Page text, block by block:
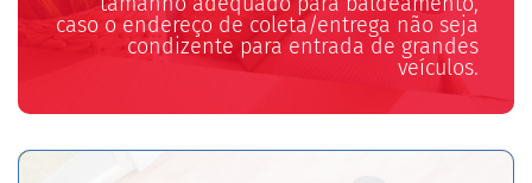
caso o endereço de coleta/entrega não seja
condizente para entrada de grandes
veículos.